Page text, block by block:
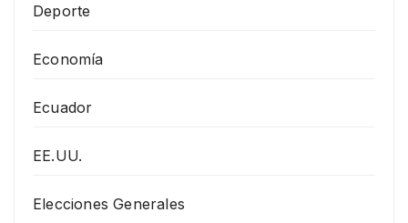
Deporte
Economía
Ecuador
EE.UU.
Elecciones Generales